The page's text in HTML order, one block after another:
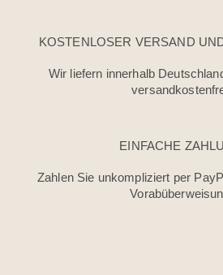
KOSTENLOSER VERSAND
Wir liefern innerhalb
EINFACHE
Zahlen Sie unkompliziert per